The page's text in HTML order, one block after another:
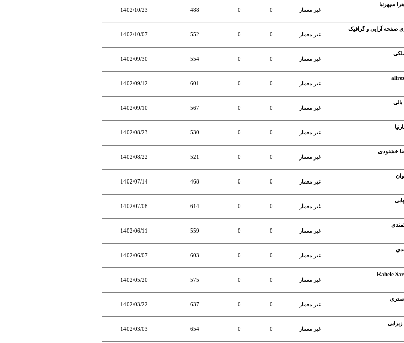
سپهرنیا
غير معمار
0
0
488
1402/10/23
صفحه آرایی و گرافیک
غير معمار
0
0
552
1402/10/07
غير معمار
0
0
554
1402/09/30
غير معمار
0
0
601
1402/09/12
غير معمار
0
0
567
1402/09/10
غير معمار
0
0
530
1402/08/23
خشنودی
غير معمار
0
0
521
1402/08/22
غير معمار
0
0
468
1402/07/14
غير معمار
0
0
614
1402/07/08
غير معمار
0
0
559
1402/06/11
غير معمار
0
0
603
1402/06/07
Rahele
غير معمار
0
0
575
1402/05/20
صدری
غير معمار
0
0
637
1402/03/22
غير معمار
0
0
654
1402/03/03